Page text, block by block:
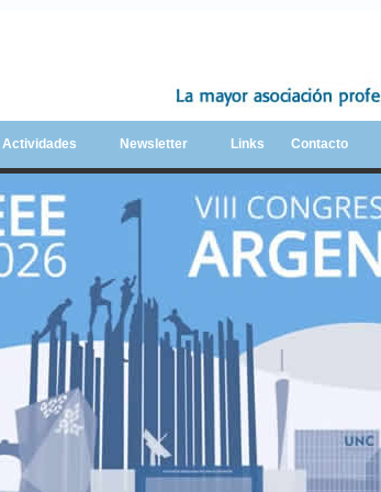
Newsletter Links Contacto